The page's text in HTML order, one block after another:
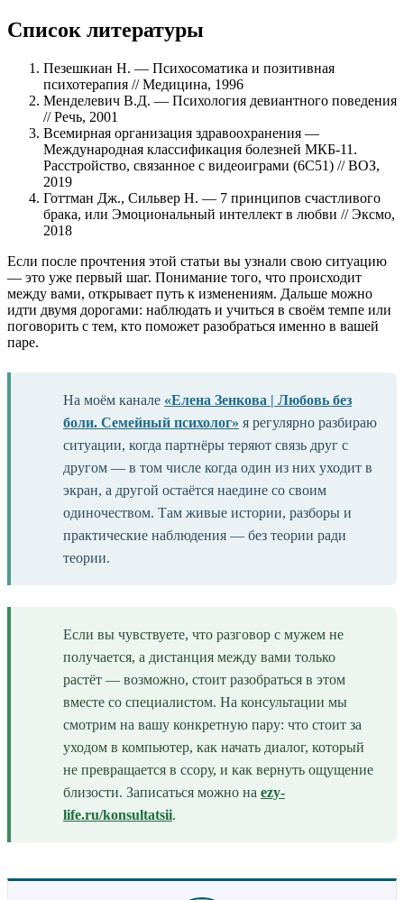
Список литературы
Пезешкиан Н. — Психосоматика и позитивная
психотерапия // Медицина, 1996
Менделевич В.Д. — Психология девиантного поведения
// Речь, 2001
Всемирная организация здравоохранения —
Международная классификация болезней МКБ-11.
Расстройство, связанное с видеоиграми (6C51) // ВОЗ,
2019
Готтман Дж., Сильвер Н. — 7 принципов счастливого
брака, или Эмоциональный интеллект в любви // Эксмо,
2018
Если после прочтения этой статьи вы узнали свою ситуацию
— это уже первый шаг. Понимание того, что происходит
между вами, открывает путь к изменениям. Дальше можно
идти двумя дорогами: наблюдать и учиться в своём темпе или
поговорить с тем, кто поможет разобраться именно в вашей
паре.
На моём канале «Елена Зенкова | Любовь без
боли. Семейный психолог» я регулярно разбираю
ситуации, когда партнёры теряют связь друг с
другом — в том числе когда один из них уходит в
экран, а другой остаётся наедине со своим
одиночеством. Там живые истории, разборы и
практические наблюдения — без теории ради
теории.
Если вы чувствуете, что разговор с мужем не
получается, а дистанция между вами только
растёт — возможно, стоит разобраться в этом
вместе со специалистом. На консультации мы
смотрим на вашу конкретную пару: что стоит за
уходом в компьютер, как начать диалог, который
не превращается в ссору, и как вернуть ощущение
близости. Записаться можно на ezy-
life.ru/konsultatsii.